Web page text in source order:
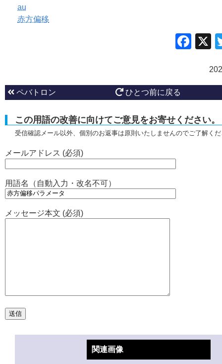
au
赤方偏移
ペバトロン ひとつ前に戻る
この用語の改善に向けてご意見をお寄せください。
受信確認メール以外、個別のお返事は原則いたしませんのでご了解く
メールアドレス (必須)
用語名（自動入力・改名不可）
メッセージ本文 (必須)
関連画像